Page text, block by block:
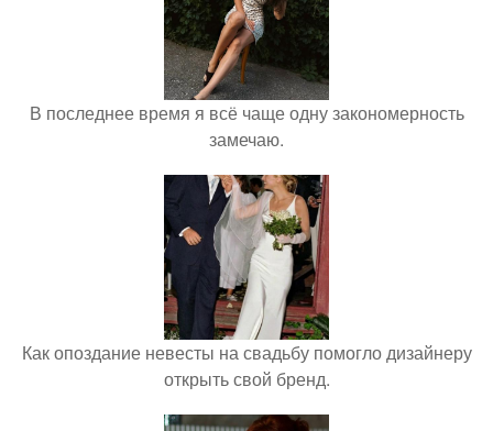
В последнее время я всё чаще одну закономерность
замечаю.
Как опоздание невесты на свадьбу помогло дизайнеру
открыть свой бренд.